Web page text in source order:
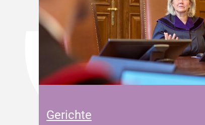
Gerichte